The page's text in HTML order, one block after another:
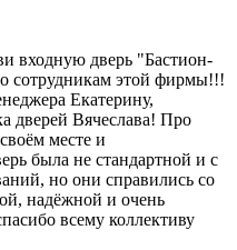
входную дверь "Бастион-
сотрудникам этой фирмы!!!
Екатерину,
дверей Вячеслава! Про
месте и
была не стандартной и с
но они справились со
надёжной и очень
всему коллективу